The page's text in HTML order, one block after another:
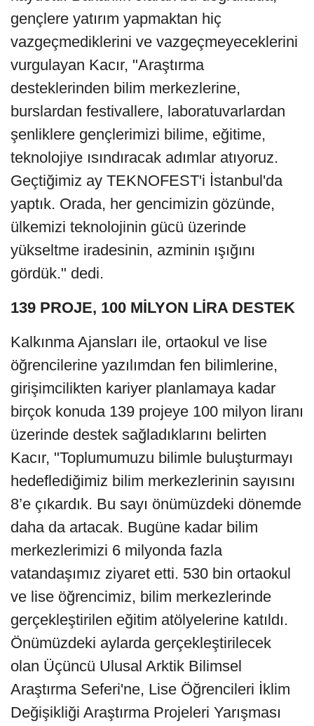
gençlere yatırım yapmaktan hiç
vazgeçmediklerini ve vazgeçmeyeceklerini
vurgulayan Kacır, "Araştırma
desteklerinden bilim merkezlerine,
burslardan festivallere, laboratuvarlardan
şenliklere gençlerimizi bilime, eğitime,
teknolojiye ısındıracak adımlar atıyoruz.
Geçtiğimiz ay TEKNOFEST'i İstanbul'da
yaptık. Orada, her gencimizin gözünde,
ülkemizi teknolojinin gücü üzerinde
yükseltme iradesinin, azminin ışığını
gördük." dedi.
139 PROJE, 100 MİLYON LİRA DESTEK
Kalkınma Ajansları ile, ortaokul ve lise
öğrencilerine yazılımdan fen bilimlerine,
girişimcilikten kariyer planlamaya kadar
birçok konuda 139 projeye 100 milyon liranı
üzerinde destek sağladıklarını belirten
Kacır, "Toplumumuzu bilimle buluşturmayı
hedeflediğimiz bilim merkezlerinin sayısını
8’e çıkardık. Bu sayı önümüzdeki dönemde
daha da artacak. Bugüne kadar bilim
merkezlerimizi 6 milyonda fazla
vatandaşımız ziyaret etti. 530 bin ortaokul
ve lise öğrencimiz, bilim merkezlerinde
gerçekleştirilen eğitim atölyelerine katıldı.
Önümüzdeki aylarda gerçekleştirilecek
olan Üçüncü Ulusal Arktik Bilimsel
Araştırma Seferi'ne, Lise Öğrencileri İklim
Değişikliği Araştırma Projeleri Yarışması